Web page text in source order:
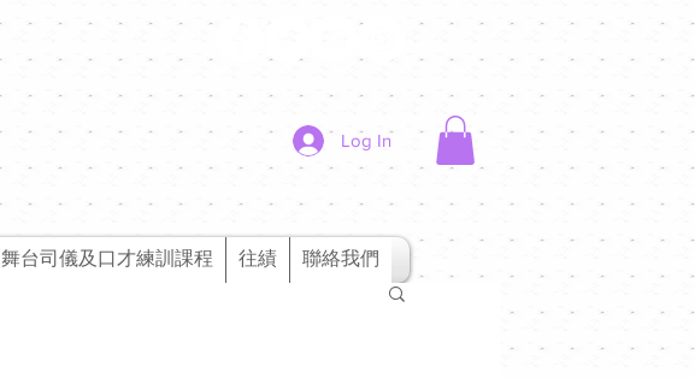
Log In
舞台司儀及口才練訓課程 往績 聯絡我們